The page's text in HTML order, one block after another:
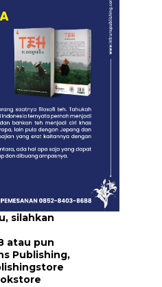
silahkan
atau pun
Publishing,